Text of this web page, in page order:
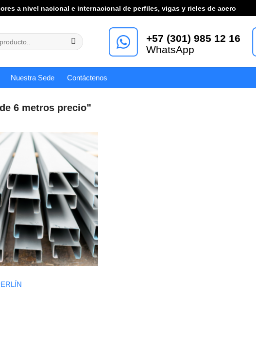
a nivel nacional e internacional de perfiles, vigas y rieles de acero
+57 (301) 985 12 16
WhatsApp
Nuestra Sede Contáctenos
6 metros precio”